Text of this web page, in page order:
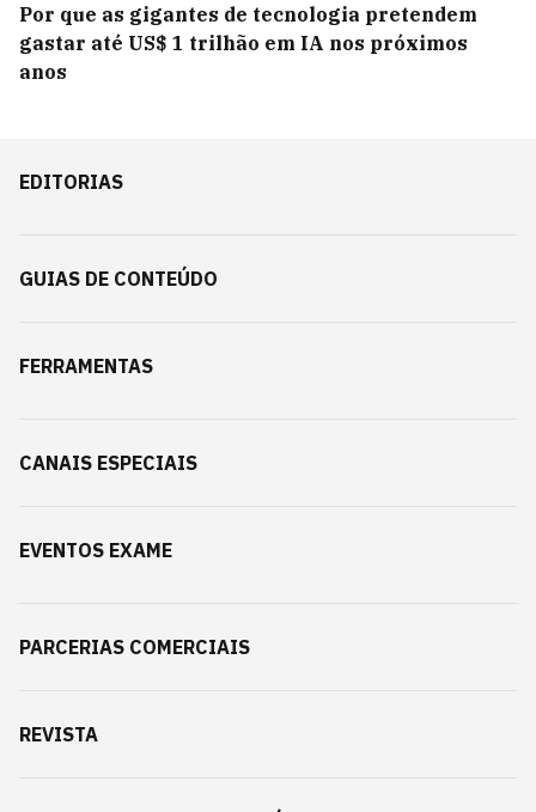
Por que as gigantes de tecnologia pretendem
gastar até US$ 1 trilhão em IA nos próximos
anos
EDITORIAS
GUIAS DE CONTEÚDO
FERRAMENTAS
CANAIS ESPECIAIS
EVENTOS EXAME
PARCERIAS COMERCIAIS
REVISTA